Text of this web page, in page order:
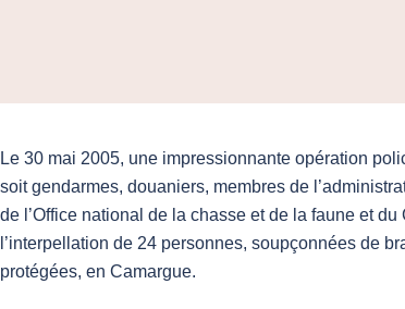
Le 30 mai 2005, une impressionnante opération
soit gendarmes, douaniers, membres de
de l’Office national de la chasse et de la faune et
l’interpellation de 24 personnes, soupçonnées de
protégées, en Camargue.